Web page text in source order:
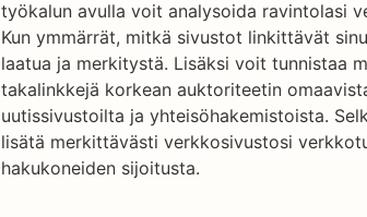
työkalun avulla voit analysoida ravintolasi
Kun ymmärrät, mitkä sivustot linkittävät
laatua ja merkitystä. Lisäksi voit tunnistaa
takalinkkejä korkean auktoriteetin
uutissivustoilta ja yhteisöhakemistoista.
lisätä merkittävästi verkkosivustosi
hakukoneiden sijoitusta.